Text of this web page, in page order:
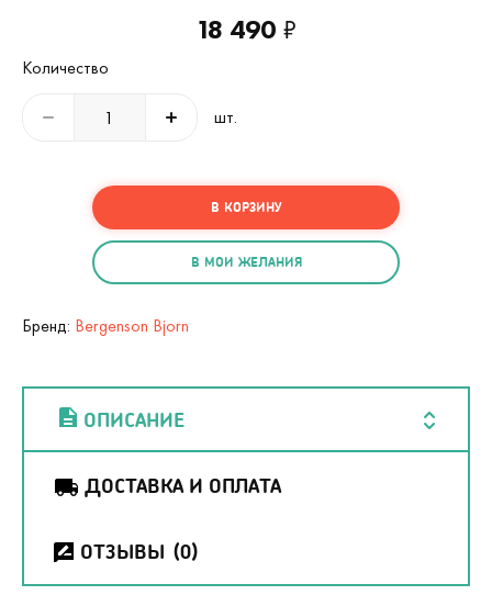
18 490₽
Количество
шт.
В КОРЗИНУ
В МОИ ЖЕЛАНИЯ
Бренд: Bergenson Bjorn
ОПИСАНИЕ
ДОСТАВКА И ОПЛАТА
ОТЗЫВЫ (0)